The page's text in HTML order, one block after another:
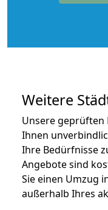
Weitere
Unsere
Ihnen
Ihre Bedürfnisse
Angebote sind
Sie einen Umzug
außerhalb Ihres